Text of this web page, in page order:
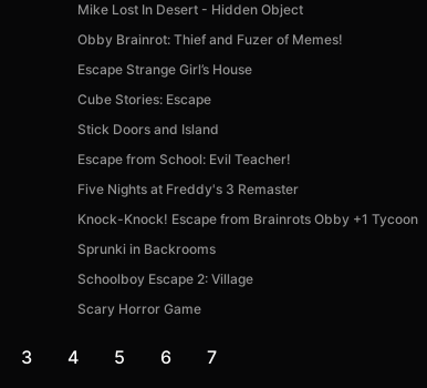
Mike Lost In Desert - Hidden Object
Obby Brainrot: Thief and Fuzer of Memes!
Escape Strange Girl’s House
Cube Stories: Escape
Stick Doors and Island
Escape from School: Evil Teacher!
Five Nights at Freddy's 3 Remaster
Knock-Knock! Escape from Brainrots Obby +1 Tycoon
Sprunki in Backrooms
Schoolboy Escape 2: Village
Scary Horror Game
3 4 5 6 7